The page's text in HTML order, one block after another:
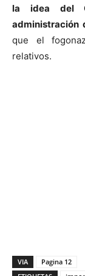
la idea del
administración
que el
relativos.
VIA
Pagina 12